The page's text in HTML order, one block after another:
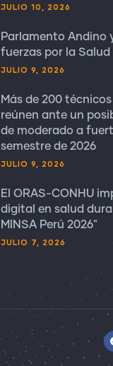
JULIO 10, 2026
Parlamento Andino
fuerzas por la
JULIO 9, 2026
Más de 200
reúnen ante un
de moderado a
semestre de 2026
JULIO 9, 2026
El ORAS-CONHU
digital en salud
MINSA Perú 2026"
JULIO 7, 2026